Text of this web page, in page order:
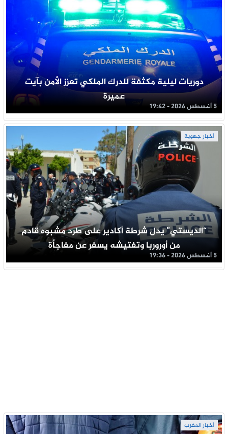
دوريات ليلية مكثفة للدرك الملكي تعزز الأمن بآيت
عميرة
5 أغسطس 2026 - 19:42
أخبار جهوية
“الديستي” يدل شرطة أكادير على طرد مشبوه قادم
من أوروربا وتفتيشه يسفر عن مفاجأة
5 أغسطس 2026 - 19:36
أخبار المغرب